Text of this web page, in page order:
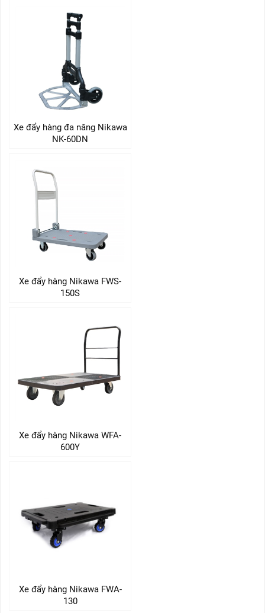
Xe đẩy hàng đa năng Nikawa
NK-60DN
Xe đẩy hàng Nikawa FWS-
150S
Xe đẩy hàng Nikawa WFA-
600Y
Xe đẩy hàng Nikawa FWA-
130